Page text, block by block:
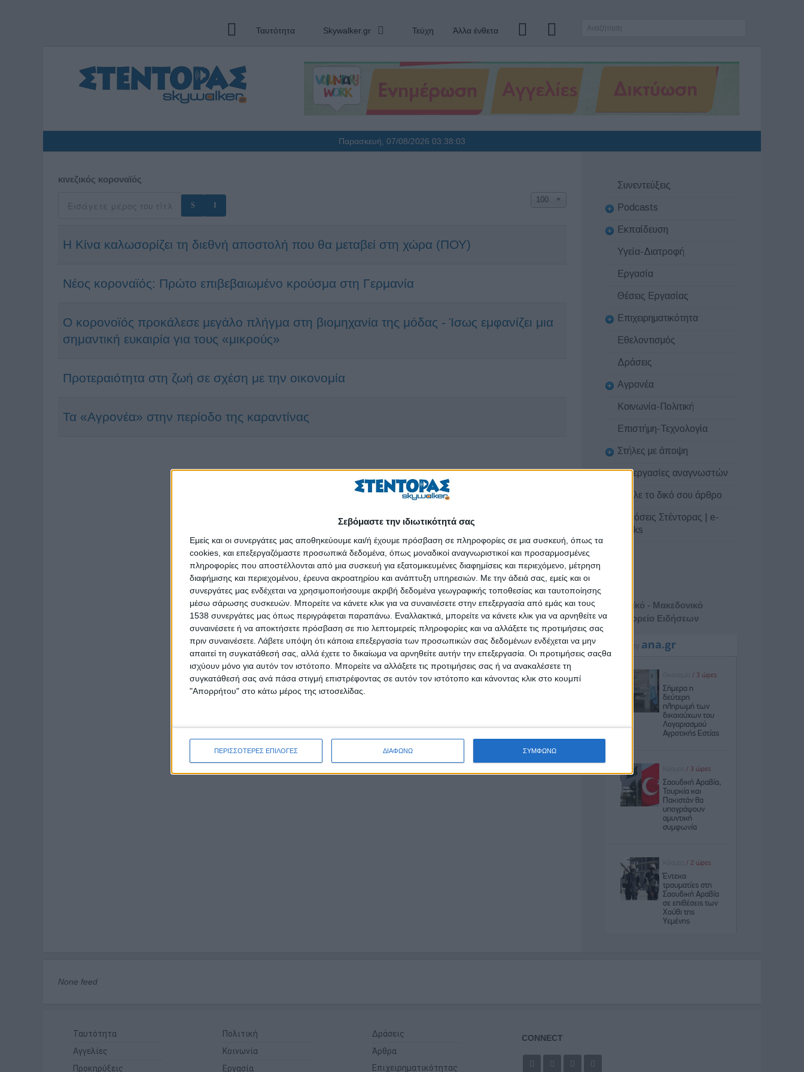
Σεβόμαστε την ιδιωτικότητά σας
Εμείς και οι συνεργάτες μας αποθηκεύουμε και/ή έχουμε πρόσβαση σε πληροφορίες σε μια συσκευή, όπως τα
cookies, και επεξεργαζόμαστε προσωπικά δεδομένα, όπως μοναδικοί αναγνωριστικοί και προσαρμοσμένες
πληροφορίες που αποστέλλονται από μια συσκευή για εξατομικευμένες διαφημίσεις και περιεχόμενο, μέτρηση
διαφήμισης και περιεχομένου, έρευνα ακροατηρίου και ανάπτυξη υπηρεσιών. Με την άδειά σας, εμείς και οι
συνεργάτες μας ενδέχεται να χρησιμοποιήσουμε ακριβή δεδομένα γεωγραφικής τοποθεσίας και ταυτοποίησης
μέσω σάρωσης συσκευών. Μπορείτε να κάνετε κλικ για να συναινέσετε στην επεξεργασία από εμάς και τους
1538 συνεργάτες μας όπως περιγράφεται παραπάνω. Εναλλακτικά, μπορείτε να κάνετε κλικ για να αρνηθείτε να
συναινέσετε ή να αποκτήσετε πρόσβαση σε πιο λεπτομερείς πληροφορίες και να αλλάξετε τις προτιμήσεις σας
πριν συναινέσετε. Λάβετε υπόψη ότι κάποια επεξεργασία των προσωπικών σας δεδομένων ενδέχεται να μην
απαιτεί τη συγκατάθεσή σας, αλλά έχετε το δικαίωμα να αρνηθείτε αυτήν την επεξεργασία. Οι προτιμήσεις σαςθα
ισχύουν μόνο για αυτόν τον ιστότοπο. Μπορείτε να αλλάξετε τις προτιμήσεις σας ή να ανακαλέσετε τη
συγκατάθεσή σας ανά πάσα στιγμή επιστρέφοντας σε αυτόν τον ιστότοπο και κάνοντας κλικ στο κουμπί
"Απορρήτου" στο κάτω μέρος της ιστοσελίδας.
ΠΕΡΙΣΣΟΤΕΡΕΣ ΕΠΙΛΟΓΕΣ ΔΙΑΦΩΝΩ ΣΥΜΦΩΝΩ
Ταυτότητα Skywalker.gr Τεύχη Άλλα ένθετα
Παρασκευή, 07/08/2026 03:38:04
κινεζικός κοροναϊός
100
Η Κίνα καλωσορίζει τη διεθνή αποστολή που θα μεταβεί στη χώρα (ΠΟΥ)
Νέος κοροναϊός: Πρώτο επιβεβαιωμένο κρούσμα στη Γερμανία
Ο κορονοϊός προκάλεσε μεγάλο πλήγμα στη βιομηχανία της μόδας - Ίσως εμφανίζει μια
σημαντική ευκαιρία για τους «μικρούς»
Προτεραιότητα στη ζωή σε σχέση με την οικονομία
Τα «Αγρονέα» στην περίοδο της καραντίνας
Συνεντεύξεις
Podcasts
Εκπαίδευση
Υγεία-Διατροφή
Εργασία
Θέσεις Εργασίας
Επιχειρηματικότητα
Εθελοντισμός
Δράσεις
Αγρονέα
Κοινωνία-Πολιτική
Επιστήμη-Τεχνολογία
Στήλες με άποψη
Συνεργασίες αναγνωστών
Στείλε το δικό σου άρθρο
Εκδόσεις Στέντορας | e-
books
Αθηναϊκό - Μακεδονικό
Πρακτορείο Ειδήσεων
None feed
Ταυτότητα
Αγγελίες
Προκηρύξεις
Πολιτική
Κοινωνία
Εργασία
Δράσεις
Άρθρα
Επιχειρηματικότητας
CONNECT